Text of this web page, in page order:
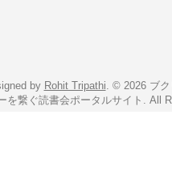
by Rohit Tripathi © 2026 ブク
を繋ぐ読書会ポータルサイト. All